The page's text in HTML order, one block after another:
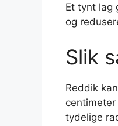
Et tynt lag
og
Slik
Reddik
tydelige